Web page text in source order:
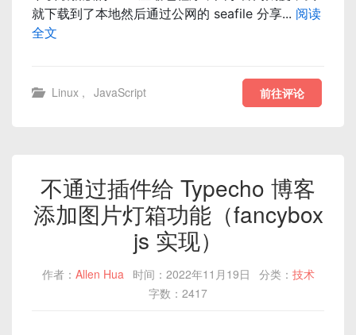
就下载到了本地然后通过公网的 seafile 分享... 阅读
全文
Linux , JavaScript 前往评论
不通过插件给 Typecho 博客
添加图片灯箱功能（fancybox
js 实现）
作者： Allen Hua 时间：2022年11月19日 分类： 技术
字数：2417